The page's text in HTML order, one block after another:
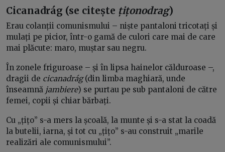
Cicanadrág (se citește țițonodrag)
Erau colanții comunismului – niște pantaloni tricotați și
mulați pe picior, într-o gamă de culori care mai de care
mai plăcute: maro, muștar sau negru.
În zonele friguroase – și în lipsa hainelor călduroase –,
dragii de cicanadrág(din limba maghiară, unde
înseamnă jambiere) se purtau pe sub pantaloni de către
femei, copii și chiar bărbați.
Cu „țițo” s-a mers la școală, la munte și s-a stat la coadă
la butelii, iarna, și tot cu „țițo” s-au construit „marile
realizări ale comunismului”.